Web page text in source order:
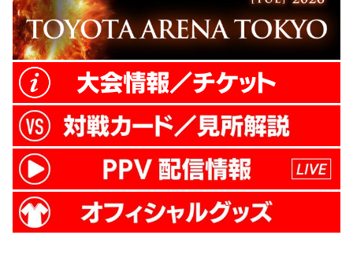
前回『RIZIN』に出場したモンゴル選手が
い...